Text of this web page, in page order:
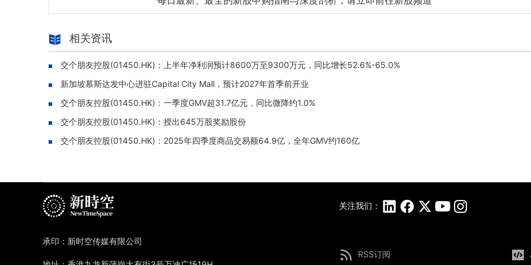
相关资讯
交个朋友控股(01450.HK)：上半年净利润预计8600万至9300万元，同比增长52.6%-65.0%
新加坡慕斯达发中心进驻Capital City Mall，预计2027年首季前开业
交个朋友控股(01450.HK)：一季度GMV超31.7亿元，同比微降约1.0%
交个朋友控股(01450.HK)：授出645万股奖励股份
交个朋友控股(01450.HK)：2025年四季度商品交易额64.9亿，全年GMV约160亿
关注我们：
RSS订阅
承印：新时空传媒有限公司